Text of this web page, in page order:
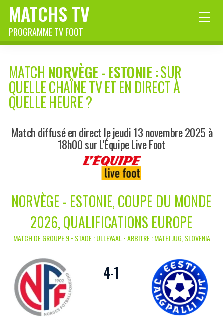
MATCHS TV
PROGRAMME TV FOOT
MATCH NORVÈGE-ESTONIE: SUR
QUELLE CHAÎNE TV ET EN DIRECT À
QUELLE HEURE ?
Match diffusé en direct le jeudi 13 novembre 2025 à
18h00 sur L'Équipe Live Foot
NORVÈGE - ESTONIE, COUPE DU MONDE
2026, QUALIFICATIONS EUROPE
MATCH DE GROUPE 9 • STADE : ULLEVAAL • ARBITRE : MATEJ JUG, SLOVENIA
4-1